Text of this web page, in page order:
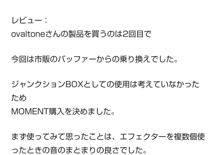
レビュー：
ovaltoneさんの製品を買うのは2回目で
今回は市販のバッファーからの乗り換えでした。
ジャンクションBOXとしての使用は考えていなかった
ため
MOMENT購入を決めました。
まず使ってみて思ったことは、エフェクターを複数個使
ったときの音のまとまりの良さでした。